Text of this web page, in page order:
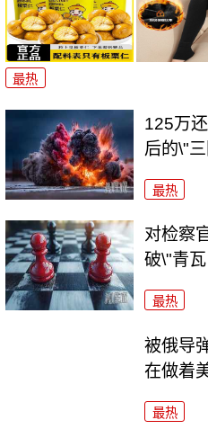
最热
125万
后的\"
最热
对检察
破\"青
最热
被俄导
在做着
最热